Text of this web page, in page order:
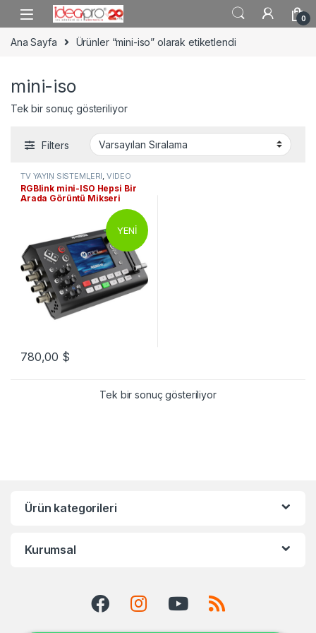
Skip to navigation
Skip to content
0
Ana Sayfa Ürünler “mini-iso” olarak etiketlendi
mini-iso
Tek bir sonuç gösteriliyor
Filters
TV YAYIN SİSTEMLERİ ,VİDEO
YAYIN MİKSERLERİ, WEB & Canlı
Yayın Mikserleri
RGBlink mini-ISO Hepsi Bir
Arada Görüntü Mikseri
YENİ
780,00 $
Tek bir sonuç gösteriliyor
Ürün kategorileri
Kurumsal